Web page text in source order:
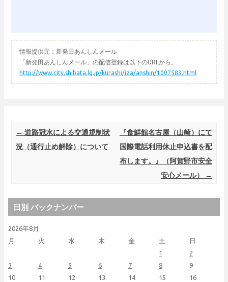
情報提供元：新発田あんしんメール
「新発田あんしんメール」の配信登録は以下のURLから。
http://www.city.shibata.lg.jp/kurashi/iza/anshin/1007583.html
Post navigation
← 道路冠水による交通規制状
況（通行止め解除）について
『食鮮館名古屋（山崎）にて
国際電話利用休止申込書を配
布します。』（阿賀野市安全
安心メール）
→
日別 バックナンバー
2026年8月
月
火 水 木 金 土 日
1
2
3
4 5 6 7 8
9
10
11 12 13 14 15
16